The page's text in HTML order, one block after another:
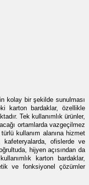
kolay bir şekilde sunulması
karton bardaklar, özellikle
Tek kullanımlık ürünler,
ortamlarda vazgeçilmez
kullanım alanına hizmet
ofislerde ve
hijyen açısından da
karton bardaklar,
ve fonksiyonel çözümler